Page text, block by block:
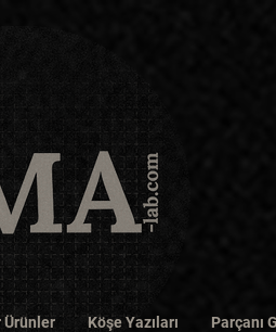
Ürünler Köşe Yazıları Parçanı